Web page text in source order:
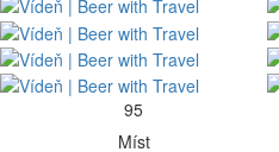
95
Míst